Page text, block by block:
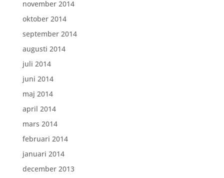
november 2014
oktober 2014
september 2014
augusti 2014
juli 2014
juni 2014
maj 2014
april 2014
mars 2014
februari 2014
januari 2014
december 2013